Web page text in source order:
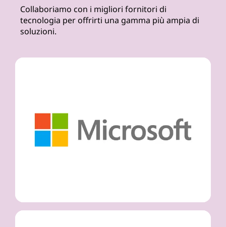
Collaboriamo con i migliori fornitori di
tecnologia per offrirti una gamma più ampia di
soluzioni.